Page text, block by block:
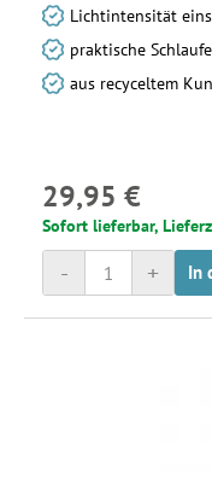
Lichtintensität
praktische
aus recyceltem
29,95 €
Sofort lieferbar,
+
- In